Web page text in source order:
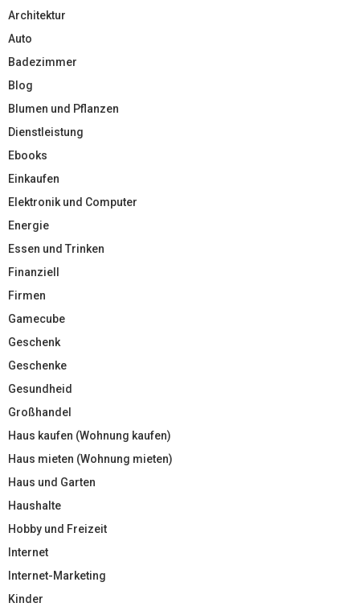
Architektur
Auto
Badezimmer
Blog
Blumen und Pflanzen
Dienstleistung
Ebooks
Einkaufen
Elektronik und Computer
Energie
Essen und Trinken
Finanziell
Firmen
Gamecube
Geschenk
Geschenke
Gesundheid
Großhandel
Haus kaufen (Wohnung kaufen)
Haus mieten (Wohnung mieten)
Haus und Garten
Haushalte
Hobby und Freizeit
Internet
Internet-Marketing
Kinder